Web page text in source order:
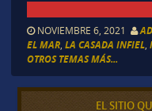
NOVIEMBRE 6, 2021
EL MAR, LA CASADA INFIEL,
OTROS TEMAS MÁS...
EL SITIO